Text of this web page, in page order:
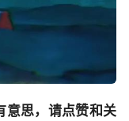
意思，请点赞和关